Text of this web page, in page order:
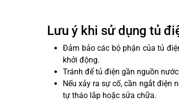
Lưu ý khi sử dụng tủ
Đảm bảo các bộ phận của tủ
khởi động.
Tránh để tủ điện gần nguồn
Nếu xảy ra sự cố, cần ngắt điện
tự tháo lắp hoặc sửa chữa.